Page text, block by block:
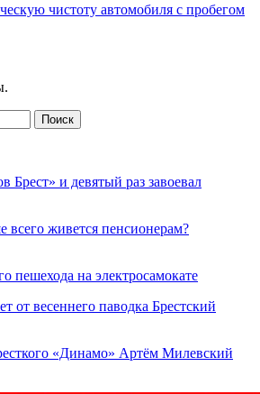
чистоту автомобиля с пробегом
и девятый раз завоевал
всего живется пенсионерам?
пешехода на электросамокате
от весеннего паводка Брестский
«Динамо» Артём Милевский